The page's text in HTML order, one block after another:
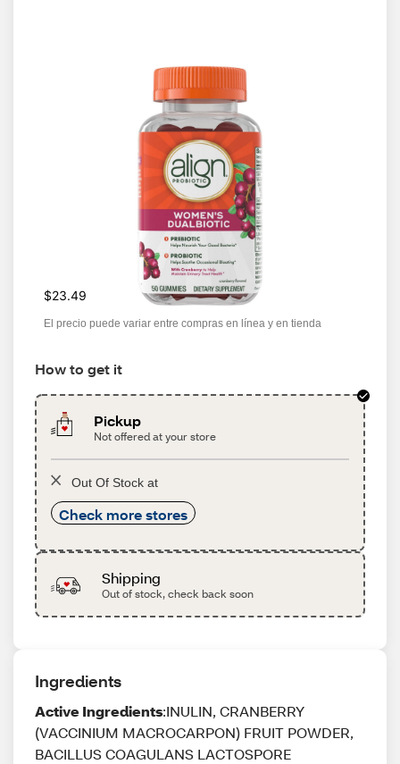
$23.49
El precio puede variar entre compras en línea y en tienda
How to get it
Pickup
Not offered at your store
Out Of Stock at
Check more stores
Shipping
Out of stock, check back soon
Ingredients
Active Ingredients:INULIN, CRANBERRY
(VACCINIUM MACROCARPON) FRUIT POWDER,
BACILLUS COAGULANS LACTOSPORE